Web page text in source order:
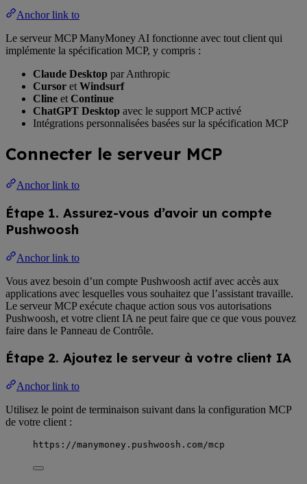
Anchor link to
Le serveur MCP ManyMoney AI fonctionne avec tout client qui
implémente la spécification MCP, y compris :
Claude Desktop par Anthropic
Cursor et Windsurf
Cline et Continue
ChatGPT Desktop avec le support MCP activé
Intégrations personnalisées basées sur la spécification MCP
Connecter le serveur MCP
Anchor link to
Étape 1. Assurez-vous d’avoir un compte
Pushwoosh
Anchor link to
Vous avez besoin d’un compte Pushwoosh actif avec accès aux
applications avec lesquelles vous souhaitez que l’assistant travaille.
Le serveur MCP exécute chaque action sous vos autorisations
Pushwoosh, et votre client IA ne peut faire que ce que vous pouvez
faire dans le Panneau de Contrôle.
Étape 2. Ajoutez le serveur à votre client IA
Anchor link to
Utilisez le point de terminaison suivant dans la configuration MCP
de votre client :
https://manymoney.pushwoosh.com/mcp